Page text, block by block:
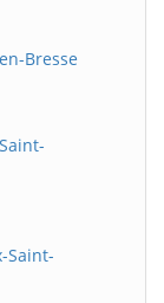
Bresse
Saint-